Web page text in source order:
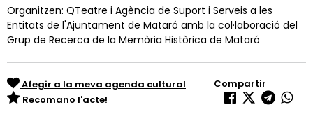
Organitzen: QTeatre i Agència de Suport i Serveis a les
Entitats de l'Ajuntament de Mataró amb la col·laboració del
Grup de Recerca de la Memòria Històrica de Mataró
Afegir a la meva agenda cultural
Recomano l'acte!
Compartir